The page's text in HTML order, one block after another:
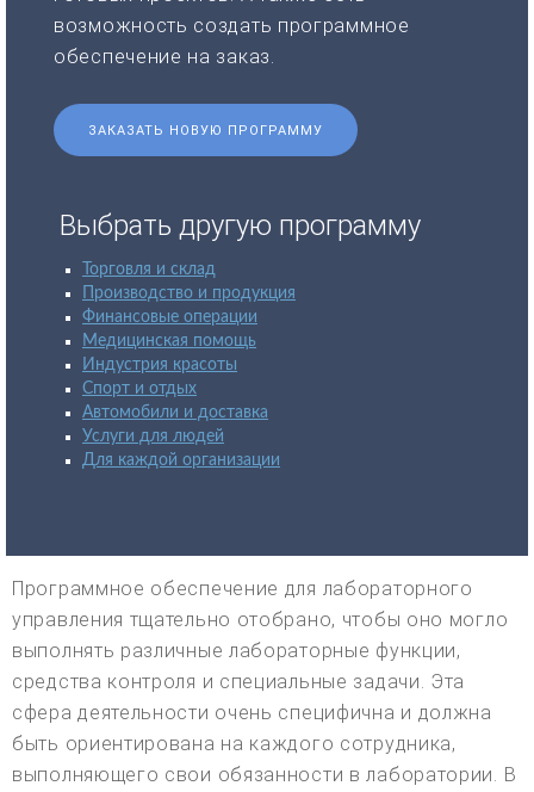
возможность создать программное
обеспечение на заказ.
ЗАКАЗАТЬ НОВУЮ ПРОГРАММУ
Выбрать другую программу
Торговля и склад
Производство и продукция
Финансовые операции
Медицинская помощь
Индустрия красоты
Спорт и отдых
Автомобили и доставка
Услуги для людей
Для каждой организации
Программное обеспечение для лабораторного
управления тщательно отобрано, чтобы оно могло
выполнять различные лабораторные функции,
средства контроля и специальные задачи. Эта
сфера деятельности очень специфична и должна
быть ориентирована на каждого сотрудника,
выполняющего свои обязанности в лаборатории. В